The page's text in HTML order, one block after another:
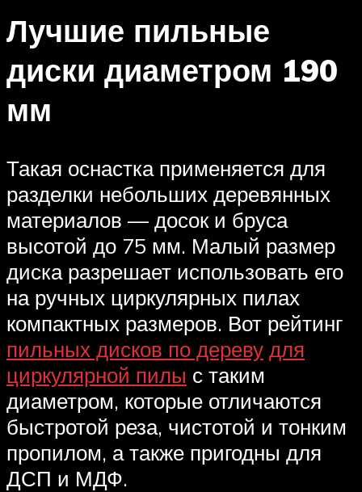
Лучшие пильные
диски диаметром 190
мм
Такая оснастка применяется для
разделки небольших деревянных
материалов — досок и бруса
высотой до 75 мм. Малый размер
диска разрешает использовать его
на ручных циркулярных пилах
компактных размеров. Вот рейтинг
пильных дисков по дереву для
циркулярной пилы с таким
диаметром, которые отличаются
быстротой реза, чистотой и тонким
пропилом, а также пригодны для
ДСП и МДФ.